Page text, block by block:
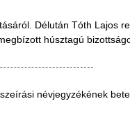
Délután Tóth Lajos
húsztagú
névjegyzékének